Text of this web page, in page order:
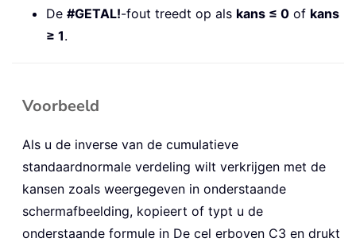
De #GETAL!-fout treedt op als kans ≤ 0 of kans
≥ 1.
Voorbeeld
Als u de inverse van de cumulatieve
standaardnormale verdeling wilt verkrijgen met de
kansen zoals weergegeven in onderstaande
schermafbeelding, kopieert of typt u de
onderstaande formule in De cel erboven C3 en drukt